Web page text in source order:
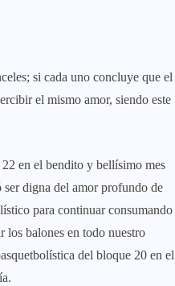
si cada uno concluye que el
el mismo amor, siendo este
en el bendito y bellísimo mes
digna del amor profundo de
para continuar consumando
los balones en todo nuestro
del bloque 20 en el